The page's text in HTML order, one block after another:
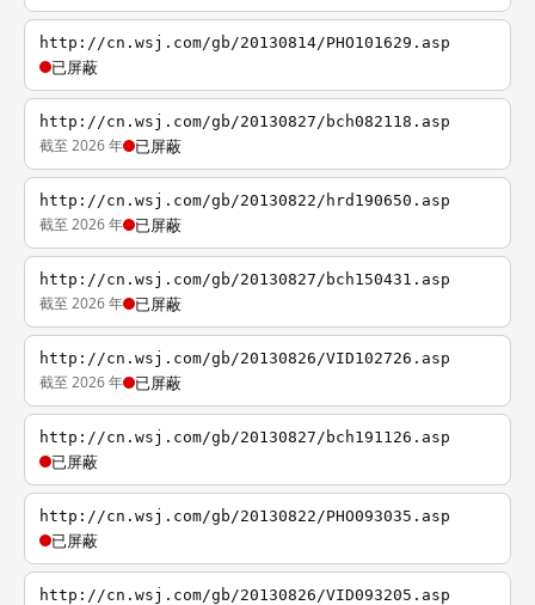
http://cn.wsj.com/gb/20130814/PHO101629.asp
已屏蔽
http://cn.wsj.com/gb/20130827/bch082118.asp
截至 2026 年 已屏蔽
http://cn.wsj.com/gb/20130822/hrd190650.asp
截至 2026 年 已屏蔽
http://cn.wsj.com/gb/20130827/bch150431.asp
截至 2026 年 已屏蔽
http://cn.wsj.com/gb/20130826/VID102726.asp
截至 2026 年 已屏蔽
http://cn.wsj.com/gb/20130827/bch191126.asp
已屏蔽
http://cn.wsj.com/gb/20130822/PHO093035.asp
已屏蔽
http://cn.wsj.com/gb/20130826/VID093205.asp